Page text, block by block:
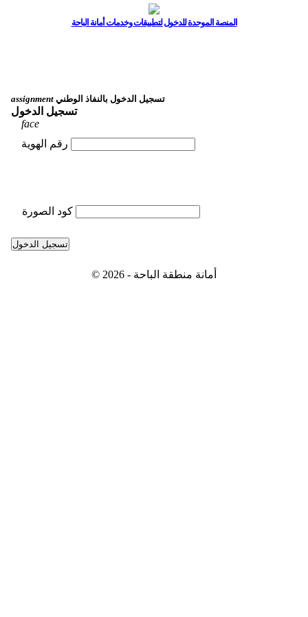
المنصة الموحدة للدخول لتطبيقات وخدمات أمانة الباحة
assignment تسجيل الدخول بالنفاذ الوطني
تسجيل الدخول
face
رقم الهوية
كود الصورة
تسجيل الدخول
© 2026 - أمانة منطقة الباحة